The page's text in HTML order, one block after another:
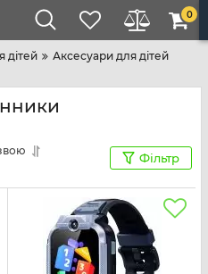
0
дітей
Аксесуари для дітей
Фільтр